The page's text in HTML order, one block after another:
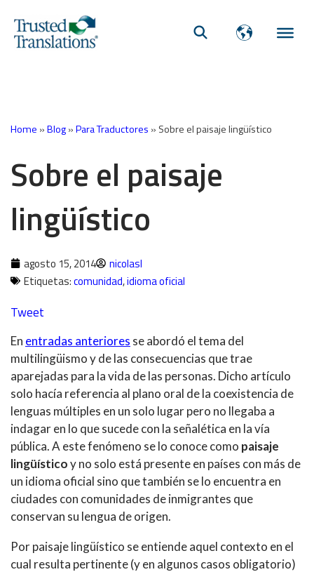
Home »Blog»Para Traductores » Sobre el paisaje lingüístico
Sobre el paisaje
lingüístico
agosto 15, 2014
nicolasl
Etiquetas:comunidad,idioma oficial
Tweet
En entradas anteriores se abordó el tema del
multilingüismo y de las consecuencias que trae
aparejadas para la vida de las personas. Dicho artículo
solo hacía referencia al plano oral de la coexistencia de
lenguas múltiples en un solo lugar pero no llegaba a
indagar en lo que sucede con la señalética en la vía
pública. A este fenómeno se lo conoce como paisaje
lingüísticoy no solo está presente en países con más de
un idioma oficial sino que también se lo encuentra en
ciudades con comunidades de inmigrantes que
conservan su lengua de origen.
Por paisaje lingüístico se entiende aquel contexto en el
cual resulta pertinente (y en algunos casos obligatorio)